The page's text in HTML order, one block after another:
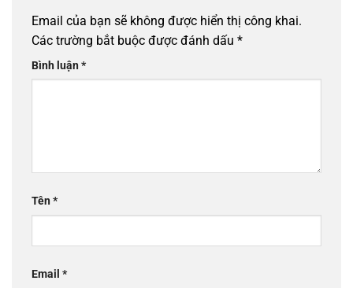
Email của bạn sẽ không được hiển thị công khai.
Các trường bắt buộc được đánh dấu *
Bình luận*
Tên*
Email *